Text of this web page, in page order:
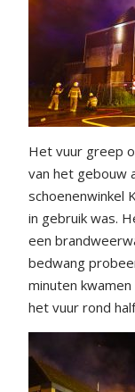
Het vuur greep
van het gebouw
schoenenwinkel
in gebruik was.
een
bedwang
minuten
het vuur rond